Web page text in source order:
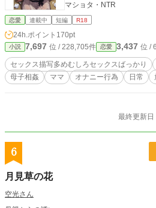
マショタ・NTR
恋愛 連載中 短編 R18
24h.ポイント 170pt
小説 7,697 位 / 228,705件 恋愛 3,437 位 /
セックス描写多めむしろセックスばっかり
母子相姦
ママ オナニー行為 日常
最終更新
6
月見草の花
空光さん